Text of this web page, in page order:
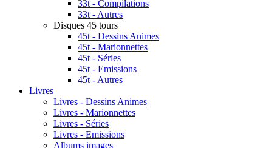
33t - Compilations
33t - Autres
Disques 45 tours
45t - Dessins Animes
45t - Marionnettes
45t - Séries
45t - Emissions
45t - Autres
Livres
Livres - Dessins Animes
Livres - Marionnettes
Livres - Séries
Livres - Emissions
Albums images